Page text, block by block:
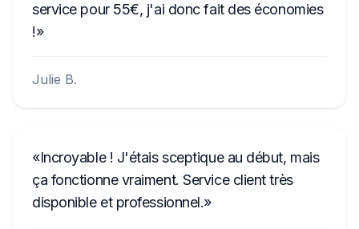
service pour 55€, j'ai donc fait des économies
!
Julie B.
Incroyable ! J'étais sceptique au début, mais
ça fonctionne vraiment. Service client très
disponible et professionnel.